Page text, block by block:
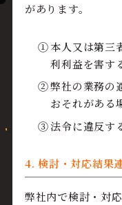
があります。
本人又は第三
利利益を害す
弊社の業務の
おそれがある
法令に違反す
4. 検討・対応結果
弊社内で検討・対